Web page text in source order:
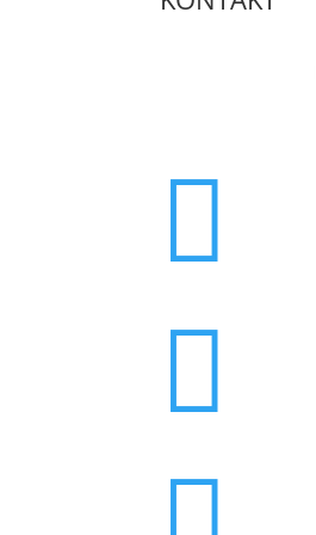

